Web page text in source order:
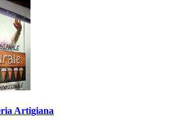
Artigiana